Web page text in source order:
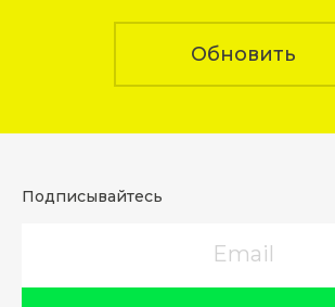
Обновить
Подписывайтесь